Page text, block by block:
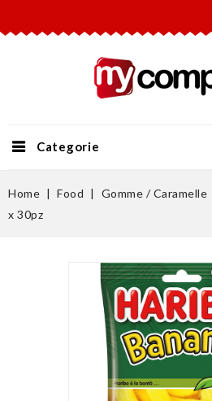
Categorie
Home Food Gomme / Caramelle
x 30pz